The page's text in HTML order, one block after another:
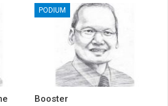
PODIUM
Booster